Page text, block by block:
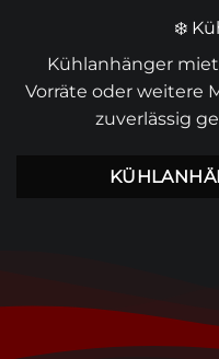
❄️
Kühlanhänger
Vorräte oder weitere
zuverlässig